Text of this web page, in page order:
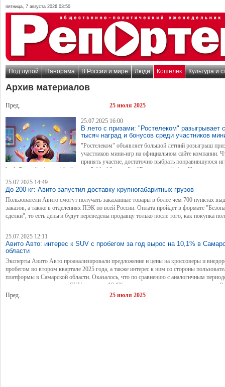
пятница, 7 августа 2026 03:50
Под лупой Панорама В России и мире Люди Кошелек Культура и
Архив материалов
Пред. 25 июля 2025
25.07.2025 16:00
В лето с призами: "Ростелеком" разыгрывает
тысяч наград и бонусов среди участников
"Ростелеком" объявляет большой летний розыгрыш
участников мини-игр на официальном сайте компании.
принять участие, достаточно выбрать понравившуюся
href="https://msk.rt.ru/play" target="_blank">на сайте "Ростелекома"</a>. Играть могут
25.07.2025 14:49
До 200 кг: Авито запустил доставку крупногабаритных грузов
Пользователи Авито смогут получать заказанные товары в более чем 700 пунктах
заказов, а также в отделениях ПЭК по всей России. Оплата пройдет в формате
сделки", то есть деньги будут переведены продавцу только после того, как покупка
25.07.2025 12:11
Авито Авто: интерес к SUV с пробегом за год вырос на 10,1% в
области
Эксперты Авито Авто проанализировали предложение и цены на кроссоверы и
пробегом во втором квартале 2025 года, а также интерес к ним со стороны
платформы в Самарской области. Оказалось, что по сравнению с аналогичным
прошлого года интерес к SUV вырос на 10,1%, а их средняя стоимость снизилась на
составила 1 413 900 рублей.
Пред. 25 июля 2025